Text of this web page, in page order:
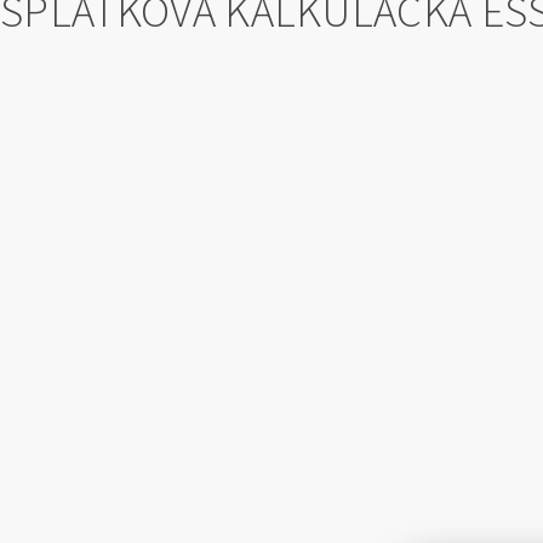
SPLÁTKOVÁ KALKULAČKA